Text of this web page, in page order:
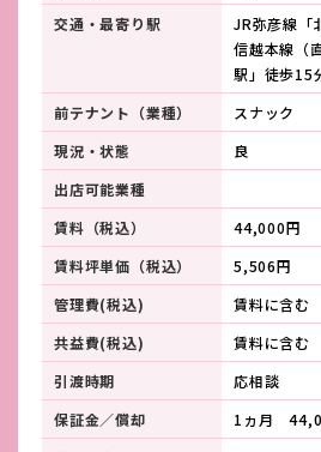
交通・最寄り駅
JR弥彦線
信越本線（
駅」徒歩15
前テナント（業種）
スナック
現況・状態
良
出店可能業種
賃料（税込）
44,000円
賃料坪単価（税込）
5,506円
管理費(税込)
賃料に含む
共益費(税込)
賃料に含む
引渡時期
応相談
保証金／償却
1ヵ月